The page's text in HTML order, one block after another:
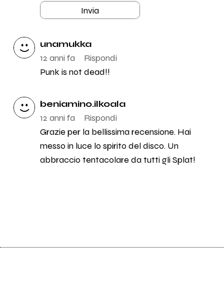
Invia
unamukka
12 anni fa
Rispondi
Punk is not dead!!
beniamino.ilkoala
12 anni fa
Rispondi
Grazie per la bellissima recensione. Hai
messo in luce lo spirito del disco. Un
abbraccio tentacolare da tutti gli Splat!